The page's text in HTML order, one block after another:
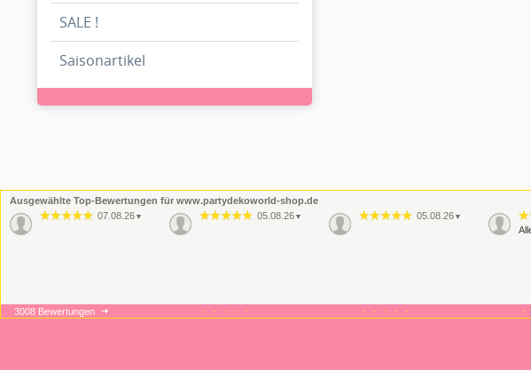
SALE !
Saisonartikel
Ausgewählte Top-Bewertungen für www.partydekoworld-shop.de
07.08.26 ▼ 05.08.26 ▼ 05.08.26 ▼
16.06.26▼ 09.06.26▼ 08.06.26▼
3008 Bewertungen